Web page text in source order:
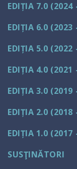
EDIȚIA 7.0 (2024
EDIȚIA 6.0 (2023
EDIȚIA 5.0 (2022
EDIȚIA 4.0 (2021
EDIȚIA 3.0 (2019
EDIȚIA 2.0 (2018
EDIȚIA 1.0 (2017
SUSŢINĂTORI